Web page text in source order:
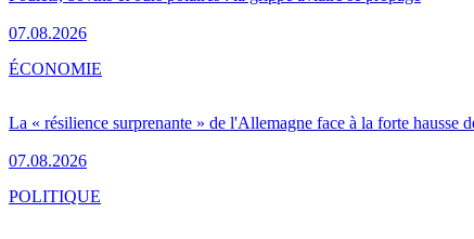
07.08.2026
La « résilience surprenante » de l'Allemagne face à la forte hausse
07.08.2026
ÉCONOMIE
POLITIQUE